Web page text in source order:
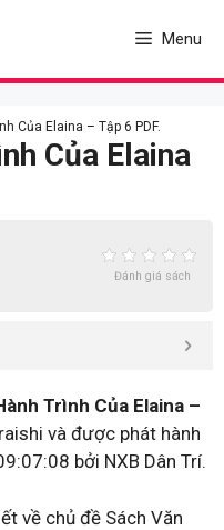
Menu
Của Elaina – Tập 6 PDF.
Của Elaina
Đánh giá sách
Trình Của Elaina –
và được phát hành
bởi NXB Dân Trí.
về chủ đề Sách Văn